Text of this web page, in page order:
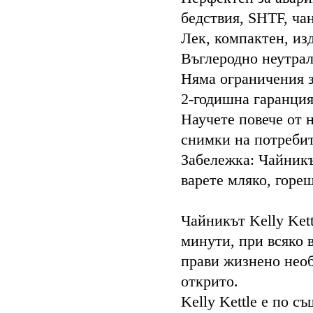
бедствия, SHTF,
Лек, компактен,
Въглеродно
Няма ограничения
2-годишна
Научете повече от
снимки на
Забележка:
варете мляко,
Чайникът Kelly
минути, при всяко
прави жизнено
открито.
Kelly Kettle е по